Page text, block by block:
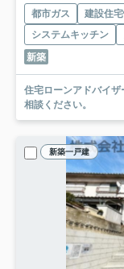
都市ガス 建設住
システムキッチン
新築
住宅ローンアドバイ
相談ください。
新築一戸建